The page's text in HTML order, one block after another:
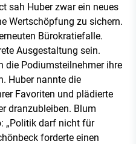
sah Huber zwar ein neues
Wertschöpfung zu sichern.
Bürokratiefalle.
Ausgestaltung sein.
die Podiumsteilnehmer ihre
Huber nannte die
Favoriten und plädierte
dranzubleiben. Blum
„Politik darf nicht für
forderte einen